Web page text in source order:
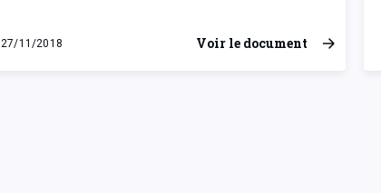
27/11/2018
mardi 27 novembre 2018
Voir le document